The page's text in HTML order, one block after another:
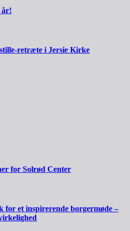
år!
retræte i Jersie Kirke
for Solrød Center
for et inspirerende borgermøde –